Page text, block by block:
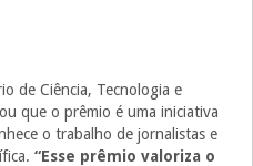
de Ciência, Tecnologia e
que o prêmio é uma iniciativa
o trabalho de jornalistas e
“Esse prêmio valoriza o